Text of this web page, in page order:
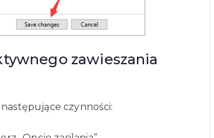
zawieszania
czynności: